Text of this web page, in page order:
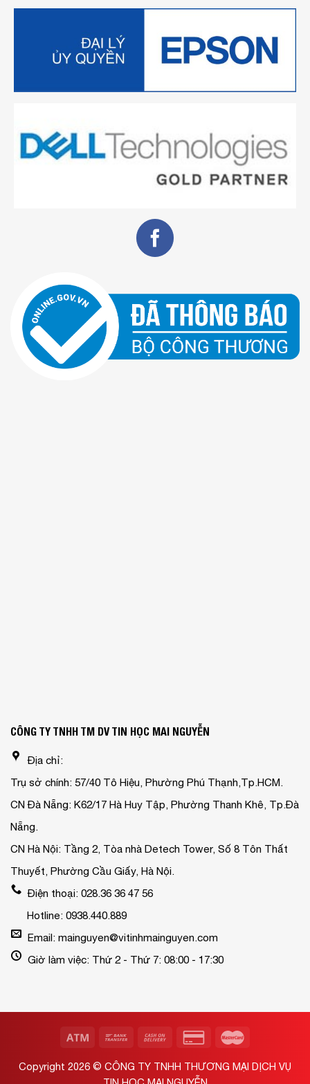
CÔNG TY TNHH TM DV TIN HỌC MAI NGUYỄN
Địa chỉ:
Trụ sở chính: 57/40 Tô Hiệu, Phường Phú Thạnh,Tp.HCM.
CN Đà Nẵng: K62/17 Hà Huy Tập, Phường Thanh Khê, Tp.Đà
Nẵng.
CN Hà Nội: Tầng 2, Tòa nhà Detech Tower, Số 8 Tôn Thất
Thuyết, Phường Cầu Giấy, Hà Nội.
Điện thoại: 028.36 36 47 56
Hotline: 0938.440.889
Email: mainguyen@vitinhmainguyen.com
Giờ làm việc: Thứ 2 - Thứ 7: 08:00 - 17:30
Copyright 2026 © CÔNG TY TNHH THƯƠNG MẠI DỊCH VỤ